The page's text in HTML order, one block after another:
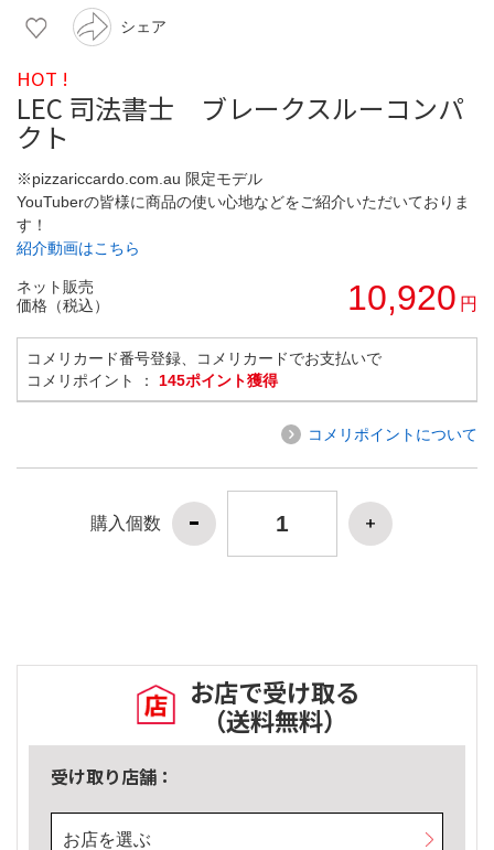
シェア
HOT !
LEC 司法書士 ブレークスルーコンパ
クト
※pizzariccardo.com.au 限定モデル
YouTuberの皆様に商品の使い心地などをご紹介いただいておりま
す！
紹介動画はこちら
ネット販売
価格（税込）
10,920 円
コメリカード番号登録、コメリカードでお支払いで
コメリポイント ： 145ポイント獲得
コメリポイントについて
購入個数
お店で受け取る
（送料無料）
受け取り店舗：
お店を選ぶ